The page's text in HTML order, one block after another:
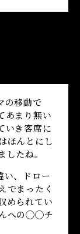
の移動で
あまり無い
いき客席に
ほんとにし
たね。
い、ドロー
でまったく
められてい
んへの◯◯チ